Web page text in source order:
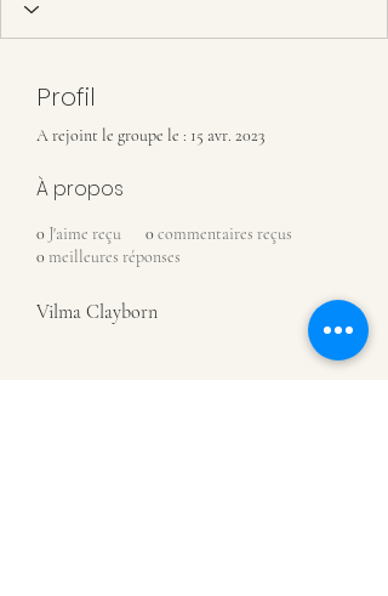
Profil
A rejoint le groupe le : 15 avr. 2023
À propos
0 J'aime reçu 0 commentaires reçus
0 meilleures réponses
Vilma Clayborn